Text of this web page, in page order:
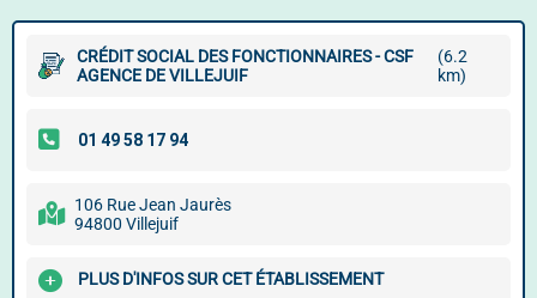
CRÉDIT SOCIAL DES FONCTIONNAIRES - CSF
AGENCE DE VILLEJUIF
(6.2
km)
106 Rue Jean Jaurès
94800 Villejuif
PLUS D'INFOS SUR CET ÉTABLISSEMENT